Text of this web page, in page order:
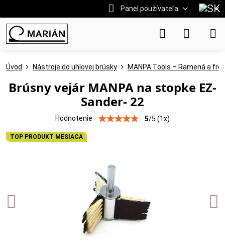
Panel používateľa
TOP PRODUKT MESIACA
Úvod Nástroje do uhlovej brúsky MANPA Tools – Ramená a
Brúsny vejár MANPA na stopke EZ-
Sander- 22
Hodnotenie 5/5 (1x)